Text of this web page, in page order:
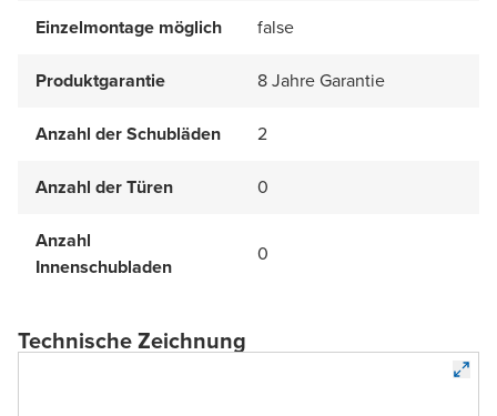
Einzelmontage möglich false
Produktgarantie 8 Jahre Garantie
Anzahl der Schubläden 2
Anzahl der Türen 0
Anzahl
Innenschubladen
0
Technische Zeichnung